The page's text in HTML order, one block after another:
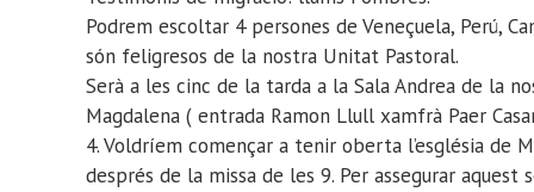
Podrem escoltar 4 persones de Veneçuela, Perú,
són feligresos de la nostra Unitat Pastoral.
Serà a les cinc de la tarda a la Sala Andrea de la
Magdalena ( entrada Ramon Llull xamfrà Paer
4. Voldríem començar a tenir oberta l’església de
després de la missa de les 9. Per assegurar